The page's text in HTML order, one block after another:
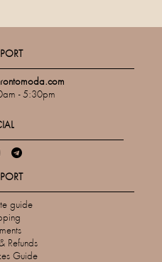
- 5:30pm
guide
Refunds
Guide